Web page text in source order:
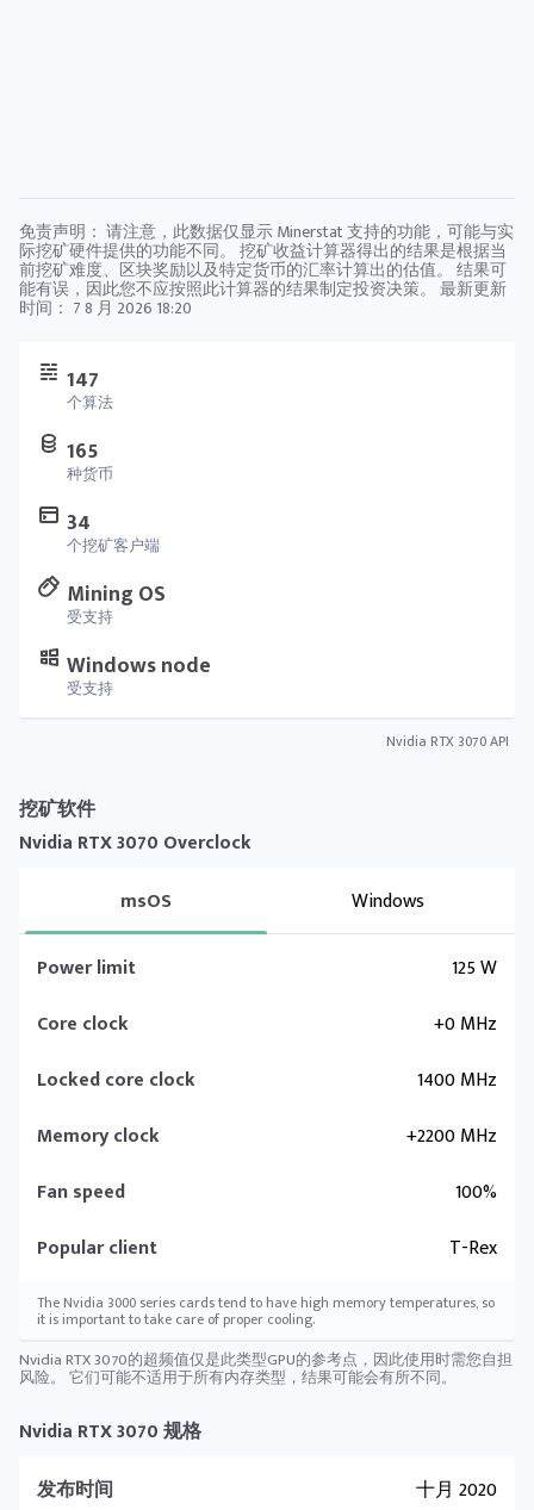
147
个算法
165
种货币
34
个挖矿客户端
Mining OS
受支持
Windows node
受支持
Nvidia RTX 3070 API
挖矿软件
Nvidia RTX 3070 Overclock
msOS
Windows
Power limit
125 W
Core clock
+0 MHz
Locked core clock
1400 MHz
Memory clock
+2200 MHz
Fan speed
100%
Popular client
T-Rex
The Nvidia 3000 series cards tend to have high memory temperatures, so
it is important to take care of proper cooling.
Nvidia RTX 3070的超频值仅是此类型GPU的参考点，因此使用时需您自担
风险。 它们可能不适用于所有内存类型，结果可能会有所不同。
Nvidia RTX 3070 规格
发布时间
十月 2020
免责声明： 请注意，此数据仅显示 Minerstat 支持的功能，可能与实
际挖矿硬件提供的功能不同。 挖矿收益计算器得出的结果是根据当
前挖矿难度、区块奖励以及特定货币的汇率计算出的估值。 结果可
能有误，因此您不应按照此计算器的结果制定投资决策。 最新更新
时间： 7 8 月 2026 18:20